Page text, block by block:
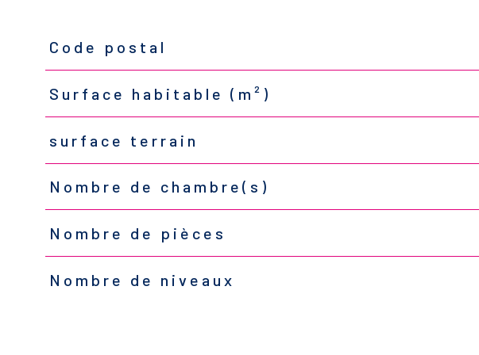
TRAD_PAMPERO_Caracteristique
Code postal
Surface habitable (m²)
surface terrain
Nombre de chambre(s)
Nombre de pièces
Nombre de niveaux